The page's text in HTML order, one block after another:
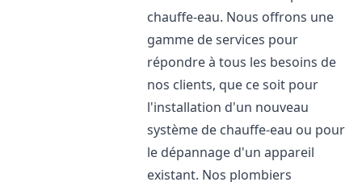
chauffe-eau. Nous offrons une
gamme de services pour
répondre à tous les besoins de
nos clients, que ce soit pour
l'installation d'un nouveau
système de chauffe-eau ou pour
le dépannage d'un appareil
existant. Nos plombiers